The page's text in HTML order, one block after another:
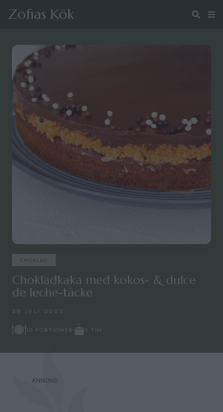
Zofias Kök
CHOKLAD
Chokladkaka med kokos- & dulce
de leche-täcke
28 JULI 2025
10 PORTIONER 1 TIM